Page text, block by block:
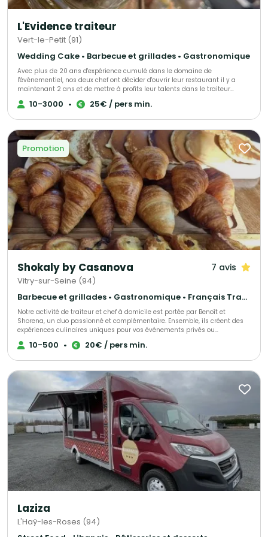
L'Evidence traiteur
Vert-le-Petit (91)
Wedding Cake • Barbecue et grillades • Gastronomique
Avec plus de 20 ans d'expérience cumulé dans le domaine de
l'évènementiel, nos deux chef ont décider d'ouvrir leur restaurant il y a
maintenant 2 ans et de mettre à profits leur talents dans le traiteur
évènementiel afin de vous accompagner lors de vos évènements.
10-3000 • 25€ / pers min.
Promotion
Shokaly by Casanova 7 avis
Vitry-sur-Seine (94)
Barbecue et grillades • Gastronomique • Français Traditionnel
Notre activité de traiteur et chef à domicile est portée par Benoît et
Shorena, un duo passionné et complémentaire. Ensemble, ils créent des
expériences culinaires uniques pour vos événements privés ou
professionnels. Leur cuisine met à l’honneur des produits frais et de
saison, soigneusement sélectionnés pour garantir qualité et authenticité.
repas en un moment convivial et mémorable.
10-500 • 20€ / pers min.
Laziza
L'Haÿ-les-Roses (94)